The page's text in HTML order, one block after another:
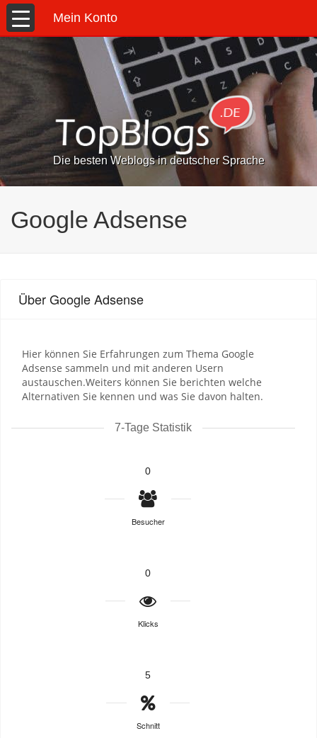
Mein Konto
Die besten Weblogs in deutscher Sprache
Google Adsense
Über Google Adsense
Hier können Sie Erfahrungen zum Thema Google
Adsense sammeln und mit anderen Usern
austauschen.Weiters können Sie berichten welche
Alternativen Sie kennen und was Sie davon halten.
7-Tage Statistik
0
Besucher
0
Klicks
5
Schnitt